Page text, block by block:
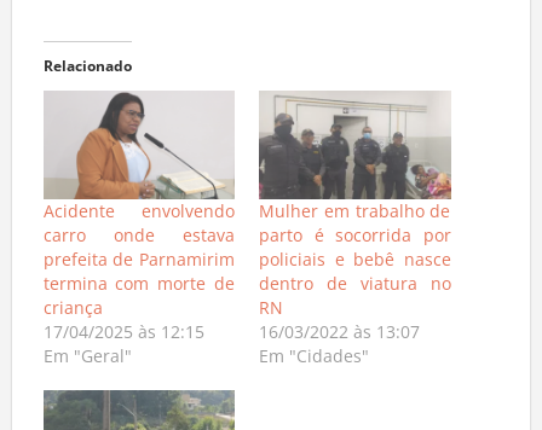
Relacionado
Acidente envolvendo
carro onde estava
prefeita de Parnamirim
termina com morte de
criança
17/04/2025 às 12:15
Em "Geral"
Mulher em trabalho de
parto é socorrida por
policiais e bebê nasce
dentro de viatura no
RN
16/03/2022 às 13:07
Em "Cidades"